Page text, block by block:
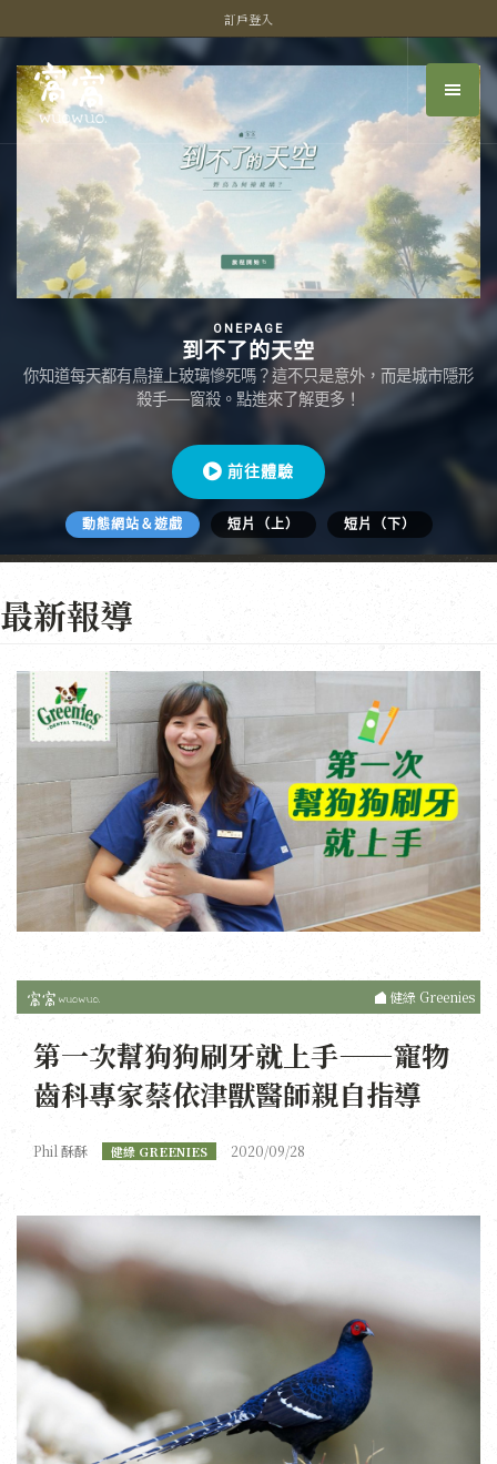
訂戶登入
ONEPAGE
到不了的天空
你知道每天都有鳥撞上玻璃慘死嗎？這不只是意外，而是城市隱形
殺手──窗殺。點進來了解更多！
前往體驗
動態網站＆遊戲 短片（上） 短片（下）
最新報導
健綠 Greenies
第一次幫狗狗刷牙就上手——寵物
齒科專家蔡依津獸醫師親自指導
Phil 酥酥 健綠 GREENIES 2020/09/28